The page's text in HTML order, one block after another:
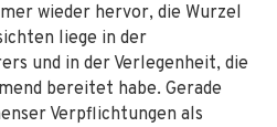
wieder hervor, die Wurzel
liege in der
und in der Verlegenheit, die
bereitet habe. Gerade
Verpflichtungen als